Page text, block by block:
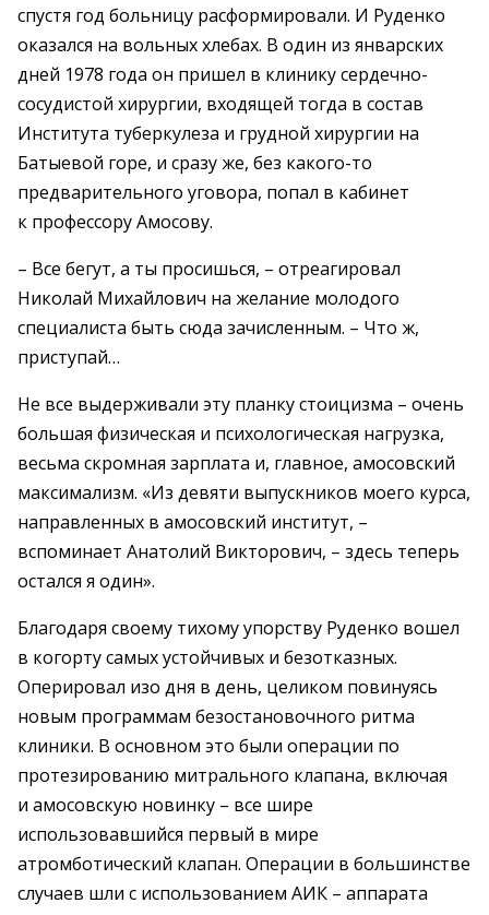
спустя год больницу расформировали. И Руденко
оказался на вольных хлебах. В один из январских
дней 1978 года он пришел в клинику сердечно-
сосудистой хирургии, входящей тогда в состав
Института туберкулеза и грудной хирургии на
Батыевой горе, и сразу же, без какого-то
предварительного уговора, попал в кабинет
к профессору Амосову.
– Все бегут, а ты просишься, – отреагировал
Николай Михайлович на желание молодого
специалиста быть сюда зачисленным. – Что ж,
приступай…
Не все выдерживали эту планку стоицизма – очень
большая физическая и психологическая нагрузка,
весьма скромная зарплата и, главное, амосовский
максимализм. «Из девяти выпускников моего курса,
направленных в амосовский институт, –
вспоминает Анатолий Викторович, – здесь теперь
остался я один».
Благодаря своему тихому упорству Руденко вошел
в когорту самых устойчивых и безотказных.
Оперировал изо дня в день, целиком повинуясь
новым программам безостановочного ритма
клиники. В основном это были операции по
протезированию митрального клапана, включая
и амосовскую новинку – все шире
использовавшийся первый в мире
атромботический клапан. Операции в большинстве
случаев шли с использованием АИК – аппарата